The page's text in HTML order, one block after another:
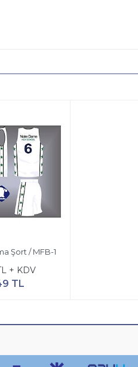
Şort / MFB-1
+ KDV
TL